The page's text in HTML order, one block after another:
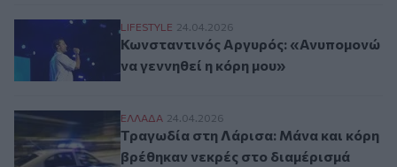
Κωνσταντινός Αργυρός: «Ανυπομονώ να
LIFESTYLE 24.04.2026
Κωνσταντινός Αργυρός: «Ανυπομονώ
να γεννηθεί η κόρη μου»
Τραγωδία στη Λάρισα: Μάνα και κόρη
ΕΛΛAΔΑ 24.04.2026
Τραγωδία στη Λάρισα: Μάνα και κόρη
βρέθηκαν νεκρές στο διαμέρισμά